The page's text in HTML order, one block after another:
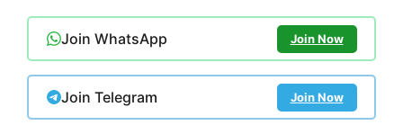
Join WhatsApp Join Now
Join Telegram Join Now